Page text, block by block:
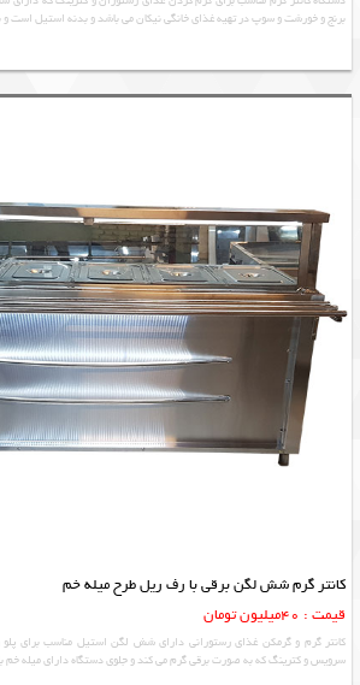
برنج و خورشت و سوپ در تهیه غذای خانگی نیکان می باشد و بدنه استیل است و
کانتر گرم شش لگن برقی با رف ریل طرح میله خم
قیمت : 40میلیون تومان
کانتر گرم و گرمکن غذای رستورانی دارای شش لگن استیل مناسب برای
سرویس و کترینگ که به صورت برقی گرم می کند و جلوی دستگاه دارای میله خم